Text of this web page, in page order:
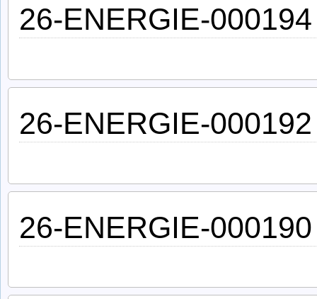
26-ENERGIE-000194
26-ENERGIE-000192
26-ENERGIE-000190